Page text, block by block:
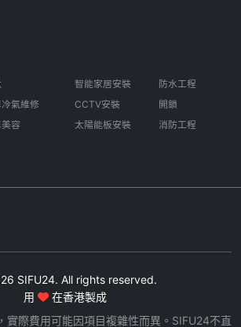
冷氣維修
容
智能家居安裝
CCTV安裝
太陽能板安裝
防水工程
開鎖
消防工程
SIFU24. All rights reserved.
用
在香港製成
實際費用可能因項目複雜性而異。SIFU24不直